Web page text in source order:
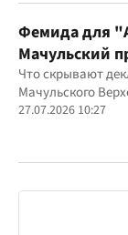
Фемида для
Мачульский
вердикта в
Что скрывают
Мачульского
27.07.2026 10:27